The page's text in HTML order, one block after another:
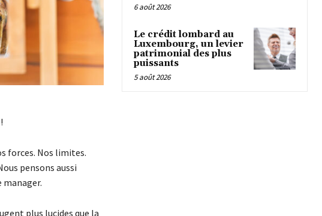
forces. Nos limites.
pensons aussi
manager.
plus lucides que la
6 août 2026
Le crédit lombard au
Luxembourg, un levier
patrimonial des plus
puissants
5 août 2026